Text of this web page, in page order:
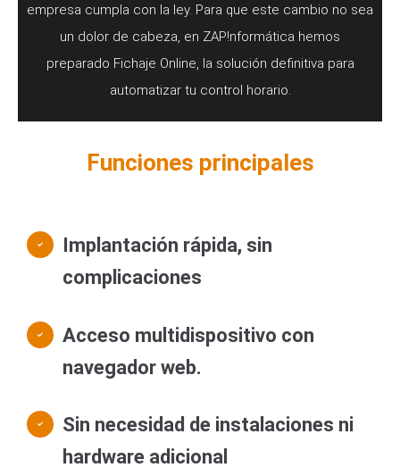
empresa cumpla con la ley. Para que este cambio no sea
un dolor de cabeza, en ZAP!nformática hemos
preparado Fichaje Online, la solución definitiva para
automatizar tu control horario.
Funciones principales
Implantación rápida, sin
complicaciones
Acceso multidispositivo con
navegador web.
Sin necesidad de instalaciones ni
hardware adicional